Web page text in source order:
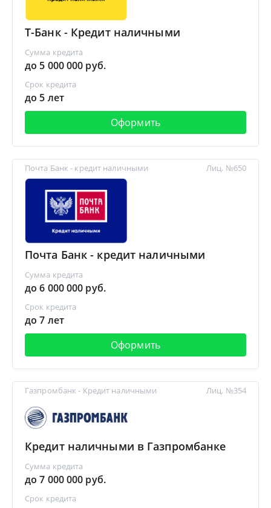
Т-Банк - Кредит наличными
Сумма кредита
до 5 000 000 руб.
Срок кредита
до 5 лет
Оформить
Почта Банк - кредит наличными
Почта Банк - кредит наличными
Сумма кредита
до 6 000 000 руб.
Срок кредита
до 7 лет
Оформить
Лиц. №650
Газпромбанк - Кредит наличными
Кредит наличными в Газпромбанке
Сумма кредита
до 7 000 000 руб.
Срок кредита
Лиц. №354